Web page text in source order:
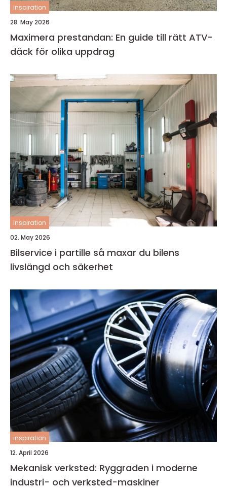
inspiration
28. May 2026
Maximera prestandan: En guide till rätt ATV-
däck för olika uppdrag
inspiration
02. May 2026
Bilservice i partille så maxar du bilens
livslängd och säkerhet
inspiration
12. April 2026
Mekanisk verksted: Ryggraden i moderne
industri- och verksted-maskiner